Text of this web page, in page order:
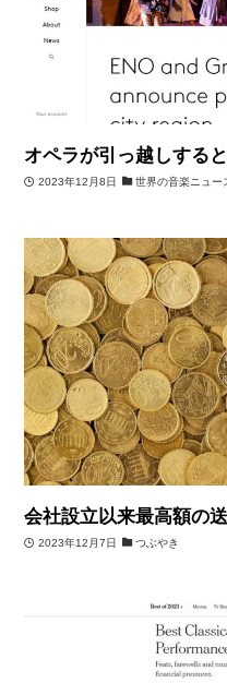
オペラが引っ越しする
2023年12月8日 世界の音楽ニュー
会社設立以来最高額の
2023年12月7日 つぶやき